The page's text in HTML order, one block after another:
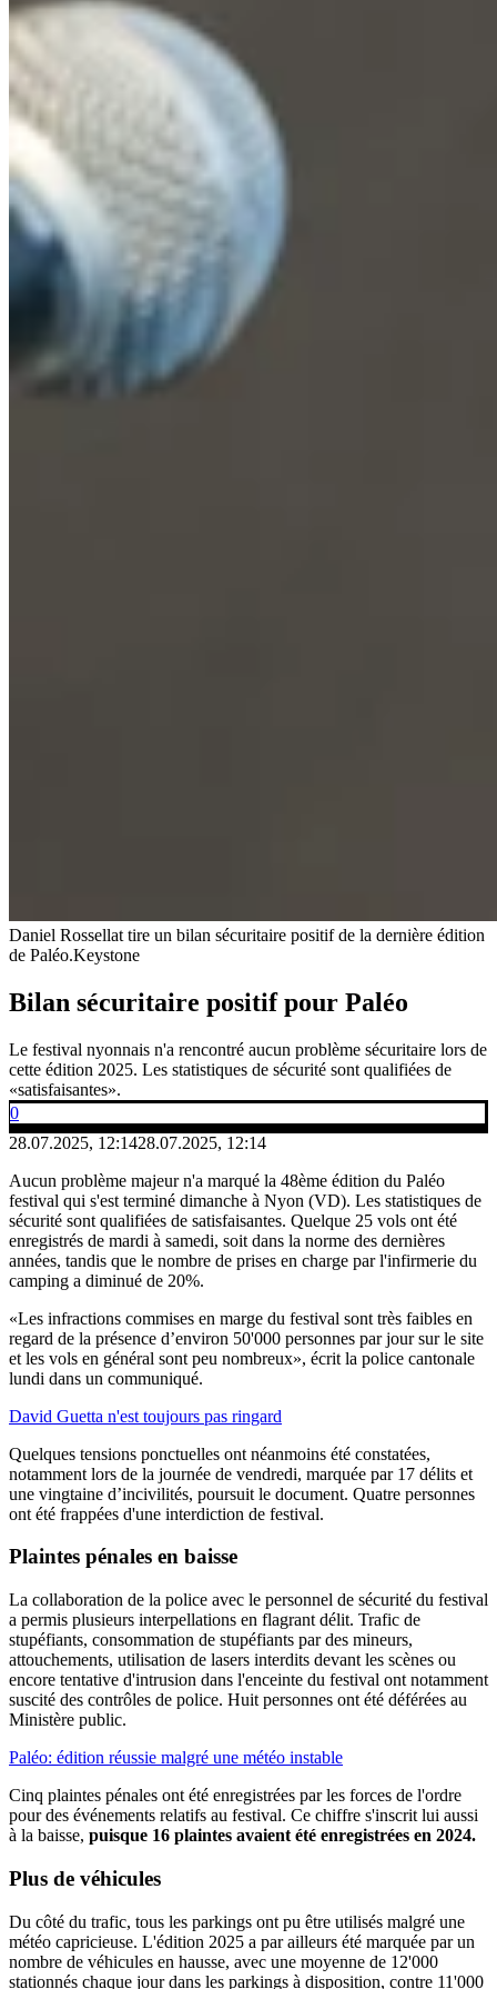
Daniel Rossellat tire un bilan sécuritaire positif de la dernière édition
de Paléo.Keystone
Bilan sécuritaire positif pour Paléo
Le festival nyonnais n'a rencontré aucun problème sécuritaire lors de
cette édition 2025. Les statistiques de sécurité sont qualifiées de
«satisfaisantes».
0
28.07.2025, 12:1428.07.2025, 12:14
Aucun problème majeur n'a marqué la 48ème édition du Paléo
festival qui s'est terminé dimanche à Nyon (VD). Les statistiques de
sécurité sont qualifiées de satisfaisantes. Quelque 25 vols ont été
enregistrés de mardi à samedi, soit dans la norme des dernières
années, tandis que le nombre de prises en charge par l'infirmerie du
camping a diminué de 20%.
«Les infractions commises en marge du festival sont très faibles en
regard de la présence d’environ 50'000 personnes par jour sur le site
et les vols en général sont peu nombreux», écrit la police cantonale
lundi dans un communiqué.
David Guetta n'est toujours pas ringard
Quelques tensions ponctuelles ont néanmoins été constatées,
notamment lors de la journée de vendredi, marquée par 17 délits et
une vingtaine d’incivilités, poursuit le document. Quatre personnes
ont été frappées d'une interdiction de festival.
Plaintes pénales en baisse
La collaboration de la police avec le personnel de sécurité du festival
a permis plusieurs interpellations en flagrant délit. Trafic de
stupéfiants, consommation de stupéfiants par des mineurs,
attouchements, utilisation de lasers interdits devant les scènes ou
encore tentative d'intrusion dans l'enceinte du festival ont notamment
suscité des contrôles de police. Huit personnes ont été déférées au
Ministère public.
Paléo: édition réussie malgré une météo instable
Cinq plaintes pénales ont été enregistrées par les forces de l'ordre
pour des événements relatifs au festival. Ce chiffre s'inscrit lui aussi
à la baisse, puisque 16 plaintes avaient été enregistrées en 2024.
Plus de véhicules
Du côté du trafic, tous les parkings ont pu être utilisés malgré une
météo capricieuse. L'édition 2025 a par ailleurs été marquée par un
nombre de véhicules en hausse, avec une moyenne de 12'000
stationnés chaque jour dans les parkings à disposition, contre 11'000